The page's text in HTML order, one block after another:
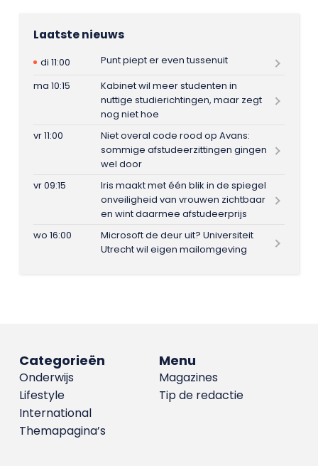
Laatste nieuws
di 11:00
Punt piept er even tussenuit
ma 10:15
Kabinet wil meer studenten in
nuttige studierichtingen, maar zegt
nog niet hoe
vr 11:00
Niet overal code rood op Avans:
sommige afstudeerzittingen gingen
wel door
vr 09:15
Iris maakt met één blik in de spiegel
onveiligheid van vrouwen zichtbaar
en wint daarmee afstudeerprijs
wo 16:00
Microsoft de deur uit? Universiteit
Utrecht wil eigen mailomgeving
Menu
Magazines
Tip de redactie
Categorieën
Onderwijs
Lifestyle
International
Themapagina’s